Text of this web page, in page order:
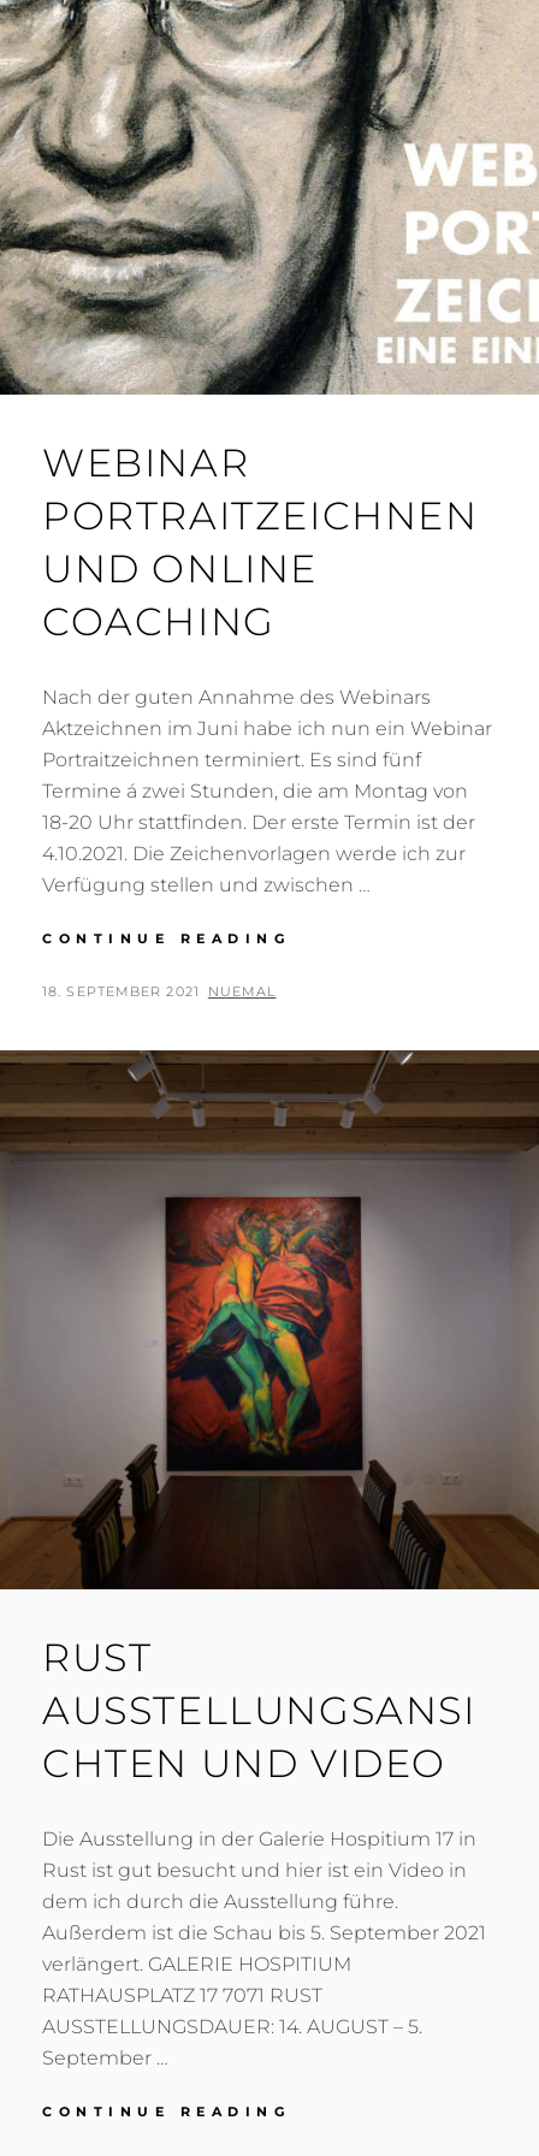
WEBINAR
PORTRAITZEICHNEN
UND ONLINE
COACHING
Nach der guten Annahme des Webinars
Aktzeichnen im Juni habe ich nun ein Webinar
Portraitzeichnen terminiert. Es sind fünf
Termine á zwei Stunden, die am Montag von
18-20 Uhr stattfinden. Der erste Termin ist der
4.10.2021. Die Zeichenvorlagen werde ich zur
Verfügung stellen und zwischen …
CONTINUE READING
POSTED
18. SEPTEMBER 2021 BY
NUEMAL
RUST
AUSSTELLUNGSANSI
CHTEN UND VIDEO
Die Ausstellung in der Galerie Hospitium 17 in
Rust ist gut besucht und hier ist ein Video in
dem ich durch die Ausstellung führe.
Außerdem ist die Schau bis 5. September 2021
verlängert. GALERIE HOSPITIUM
RATHAUSPLATZ 17 7071 RUST
AUSSTELLUNGSDAUER: 14. AUGUST – 5.
September …
CONTINUE READING